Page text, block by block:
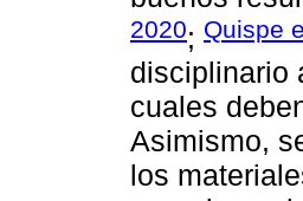
2020; Quispe
disciplinario
cuales
Asimismo,
los